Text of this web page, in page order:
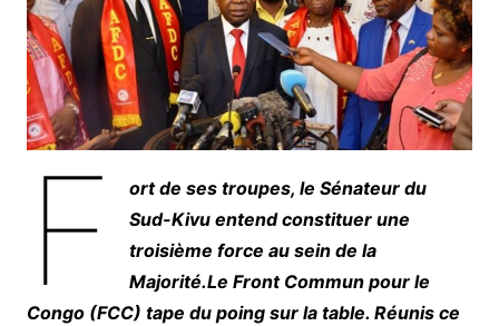
F
ort de ses troupes, le Sénateur du
Sud-Kivu entend constituer une
troisième force au sein de la
Majorité.Le Front Commun pour le
Congo (FCC) tape du poing sur la table. Réunis ce